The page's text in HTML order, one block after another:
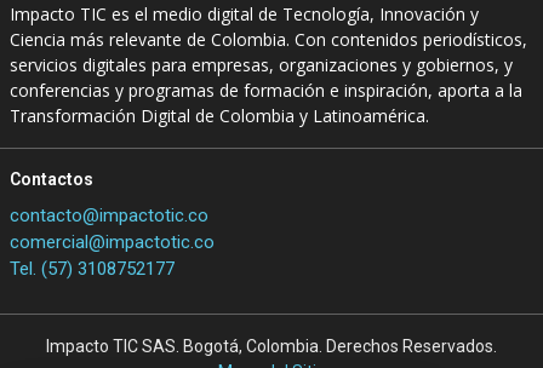
Impacto TIC es el medio digital de Tecnología, Innovación y
Ciencia más relevante de Colombia. Con contenidos periodísticos,
servicios digitales para empresas, organizaciones y gobiernos, y
conferencias y programas de formación e inspiración, aporta a la
Transformación Digital de Colombia y Latinoamérica.
Contactos
contacto@impactotic.co
comercial@impactotic.co
Tel. (57) 3108752177
Impacto TIC SAS. Bogotá, Colombia. Derechos Reservados.